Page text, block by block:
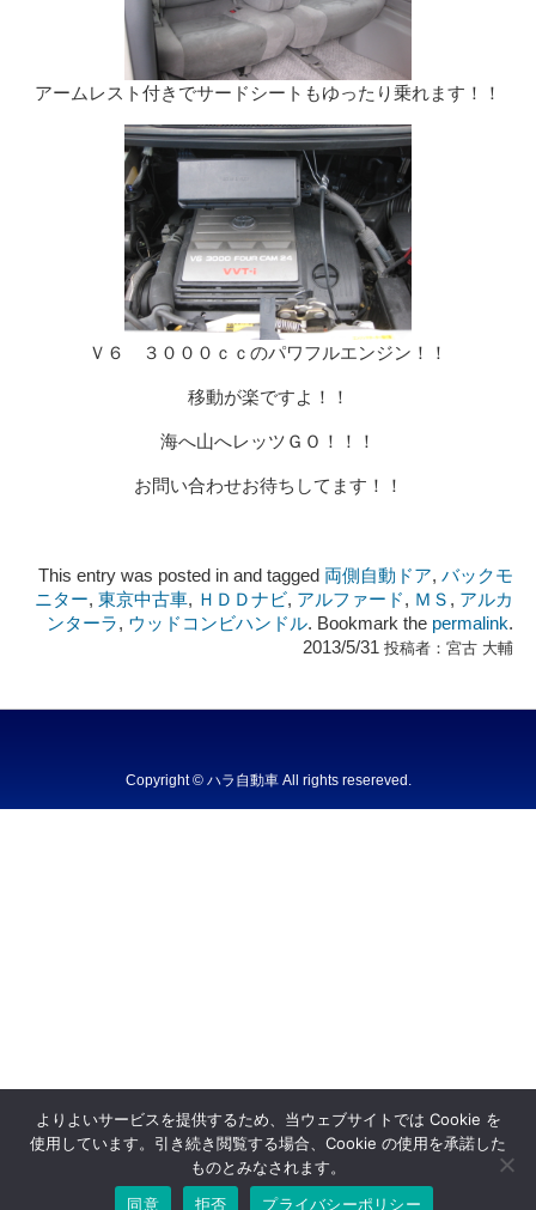
アームレスト付きでサードシートもゆったり乗れます！！
Ｖ６ ３０００ｃｃのパワフルエンジン！！
移動が楽ですよ！！
海へ山へレッツＧＯ！！！
お問い合わせお待ちしてます！！
This entry was posted in and tagged 両側自動ドア,バックモ
ニター,東京中古車, ＨＤＤナビ, アルファード, ＭＳ , アルカ
ンターラ, ウッドコンビハンドル. Bookmark the permalink.
2013/5/31 投稿者：宮古 大輔
Copyright © ハラ自動車 All rights resereved.Powered by DJCOM Inc.
よりよいサービスを提供するため、当ウェブサイトでは Cookie を
使用しています。引き続き閲覧する場合、Cookie の使用を承諾した
ものとみなされます。
同意
拒否 プライバシーポリシー